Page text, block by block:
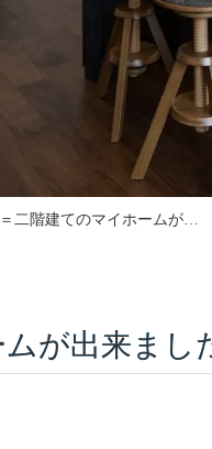
二階建てのマイホームが…
が出来まし